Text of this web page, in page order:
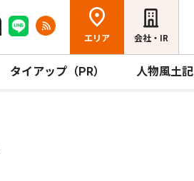
エリア 会社・IR
タイアップ（PR） 人物風土記